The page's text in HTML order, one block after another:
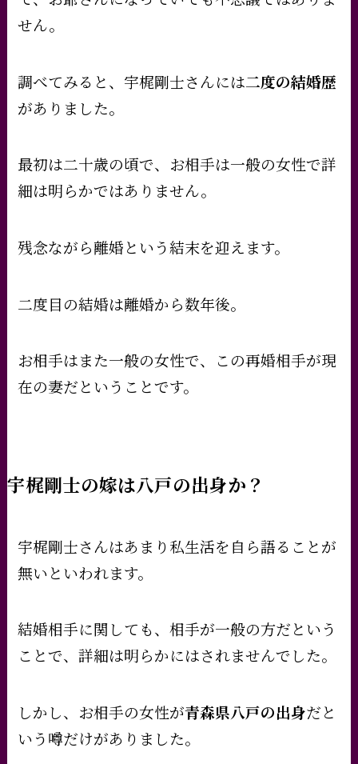
せん。
調べてみると、宇梶剛士さんには二度の結婚歴
がありました。
最初は二十歳の頃で、お相手は一般の女性で詳
細は明らかではありません。
残念ながら離婚という結末を迎えます。
二度目の結婚は離婚から数年後。
お相手はまた一般の女性で、この再婚相手が現
在の妻だということです。
宇梶剛士の嫁は八戸の出身か？
宇梶剛士さんはあまり私生活を自ら語ることが
無いといわれます。
結婚相手に関しても、相手が一般の方だという
ことで、詳細は明らかにはされませんでした。
しかし、お相手の女性が青森県八戸の出身だと
いう噂だけがありました。